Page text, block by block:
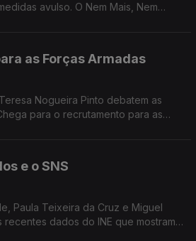
avulso. O Nem Mais, Nem
as Forças Armadas
Nogueira Pinto debatem as
para o recrutamento para as
e o SNS
Paula Teixeira da Cruz e Miguel
recentes dados do INE que mostram o